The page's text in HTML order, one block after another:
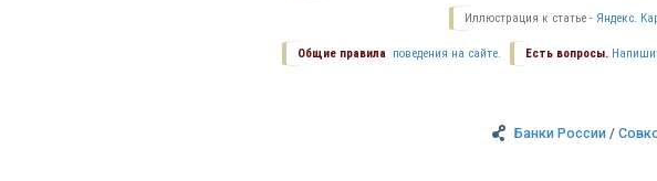
Иллюстрация к статье - Яндекс.
Есть вопросы.
Общие правила поведения на сайте.
Банки России /